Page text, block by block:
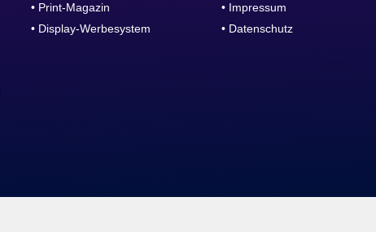
• Print-Magazin
• Display-Werbesystem
• Impressum
• Datenschutz